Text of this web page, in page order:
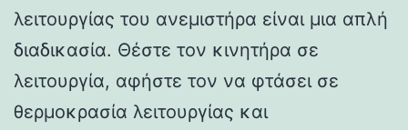
λειτουργίας του ανεμιστήρα είναι μια απλή
διαδικασία. Θέστε τον κινητήρα σε
λειτουργία, αφήστε τον να φτάσει σε
θερμοκρασία λειτουργίας και